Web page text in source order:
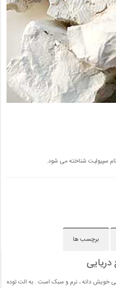
برچسب ها
خویش دانه ، نرم و سبک است . به الت توده